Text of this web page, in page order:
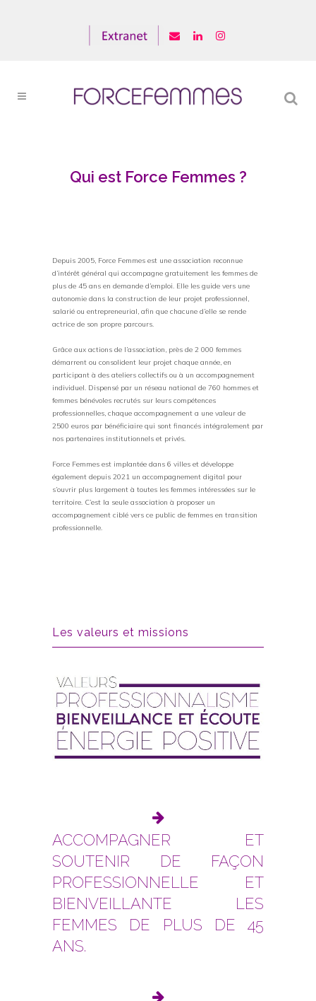
Qui est Force Femmes ?
Depuis 2005, Force Femmes est une association reconnue
d’intérêt général qui accompagne gratuitement les femmes de
plus de 45 ans en demande d’emploi. Elle les guide vers une
autonomie dans la construction de leur projet professionnel,
salarié ou entrepreneurial, afin que chacune d’elle se rende
actrice de son propre parcours.
Grâce aux actions de l’association, près de 2 000 femmes
démarrent ou consolident leur projet chaque année, en
participant à des ateliers collectifs ou à un accompagnement
individuel. Dispensé par un réseau national de 760 hommes et
femmes bénévoles recrutés sur leurs compétences
professionnelles, chaque accompagnement a une valeur de
2500 euros par bénéficiaire qui sont financés intégralement par
nos partenaires institutionnels et privés.
Force Femmes est implantée dans 6 villes et développe
également depuis 2021 un accompagnement digital pour
s’ouvrir plus largement à toutes les femmes intéressées sur le
territoire. C’est la seule association à proposer un
accompagnement ciblé vers ce public de femmes en transition
professionnelle.
Les valeurs et missions
ACCOMPAGNER ET
SOUTENIR DE FAÇON
PROFESSIONNELLE ET
BIENVEILLANTE LES
FEMMES DE PLUS DE 45
ANS.